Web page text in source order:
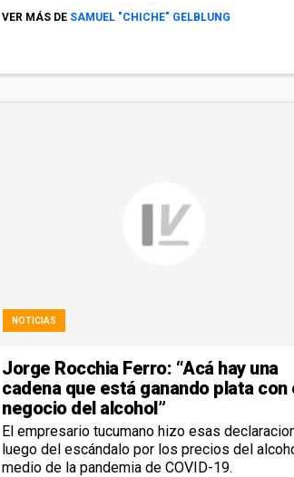
VER MÁS DE SAMUEL "CHICHE" GELBLUNG
NOTICIAS
Jorge Rocchia Ferro: “Acá hay una
cadena que está ganando plata con
negocio del alcohol”
El empresario tucumano hizo esas
luego del escándalo por los precios del
medio de la pandemia de COVID-19.